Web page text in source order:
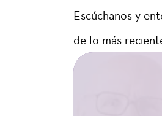
Escúchanos y
de lo más